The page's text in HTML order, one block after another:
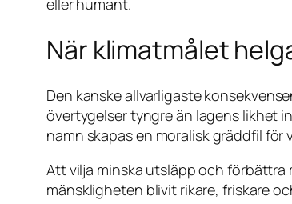
När klimatmålet
Den kanske allvarligaste
övertygelser tyngre än lagens likhet
namn skapas en moralisk gräddfil
Att vilja minska utsläpp och förbättra
mänskligheten blivit rikare, friskare